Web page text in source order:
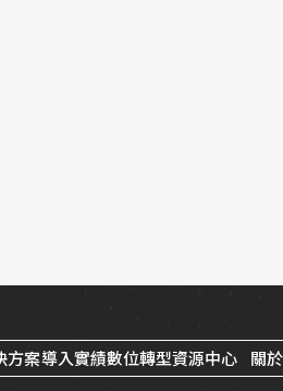
方案導入實績數位轉型資源中心 關